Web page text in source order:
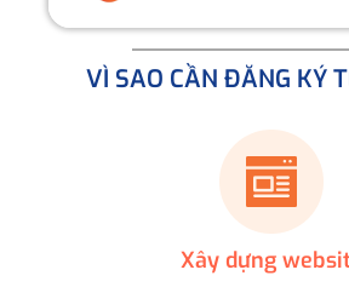
VÌ SAO CẦN ĐĂNG KÝ
Xây dựng